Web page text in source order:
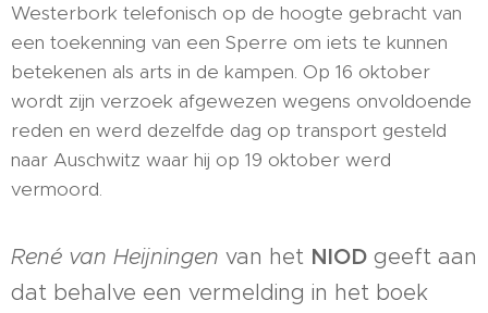
Westerbork telefonisch op de hoogte gebracht van
een toekenning van een Sperre om iets te kunnen
betekenen als arts in de kampen. Op 16 oktober
wordt zijn verzoek afgewezen wegens onvoldoende
reden en werd dezelfde dag op transport gesteld
naar Auschwitz waar hij op 19 oktober werd
vermoord.
René van Heijningen van het NIOD geeft aan
dat behalve een vermelding in het boek